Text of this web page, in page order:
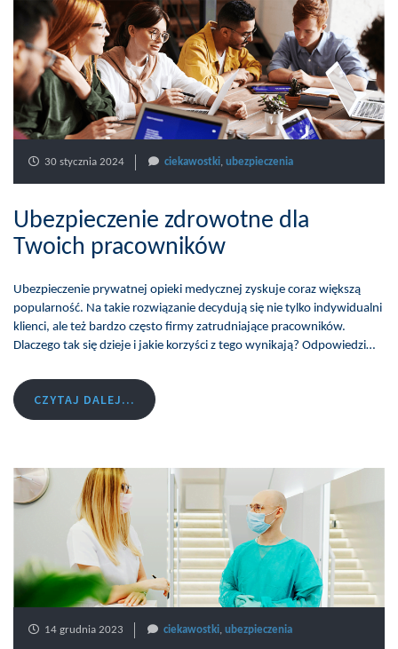
30 stycznia 2024 ciekawostki, ubezpieczenia
Ubezpieczenie zdrowotne dla
Twoich pracowników
Ubezpieczenie prywatnej opieki medycznej zyskuje coraz większą
popularność. Na takie rozwiązanie decydują się nie tylko indywidualni
klienci, ale też bardzo często firmy zatrudniające pracowników.
Dlaczego tak się dzieje i jakie korzyści z tego wynikają? Odpowiedzi…
CZYTAJ DALEJ...
14 grudnia 2023 ciekawostki, ubezpieczenia